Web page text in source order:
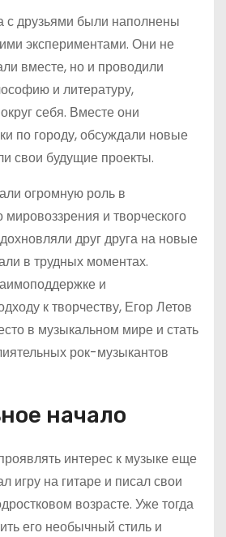
с друзьями были наполнены
экспериментами. Они не
вместе, но и проводили
и литературу,
себя. Вместе они
по городу, обсуждали новые
свои будущие проекты.
огромную роль в
и творческого
друг друга на новые
в трудных моментах.
и
к творчеству, Егор Летов
в музыкальном мире и стать
рок-музыкантов
начало
интерес к музыке еще
игру на гитаре и писал свои
возрасте. Уже тогда
его необычный стиль и